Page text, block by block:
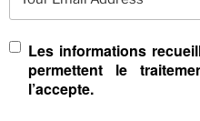
Les informations
permettent le
l’accepte.